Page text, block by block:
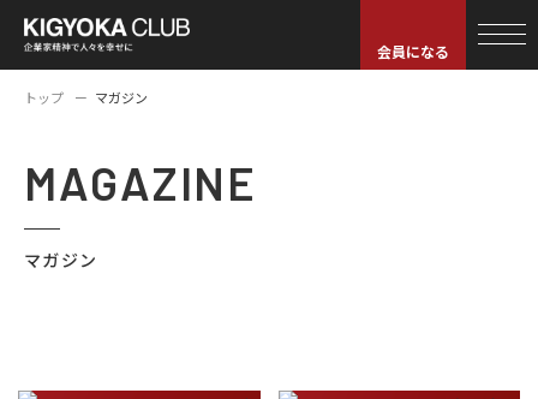
会員になる
トップ マガジン
MAGAZINE
マガジン